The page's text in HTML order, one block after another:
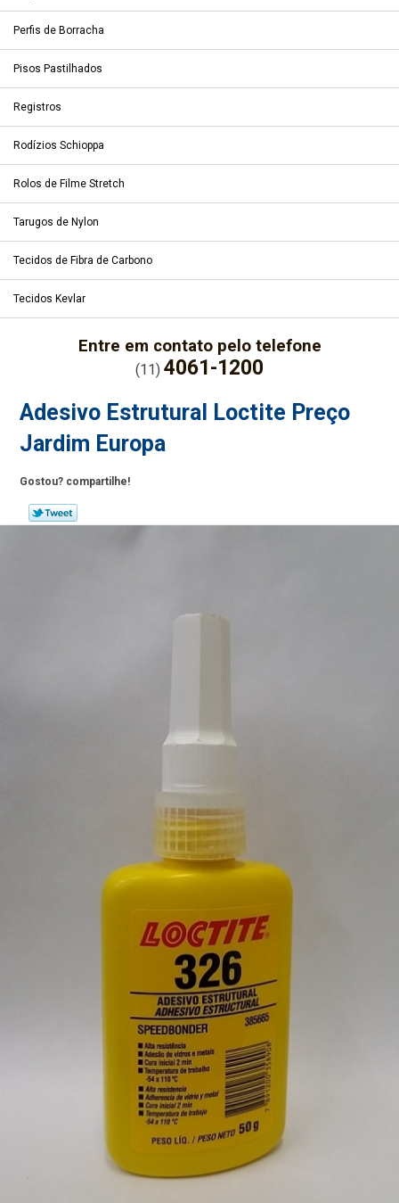
Perfis de Borracha
Pisos Pastilhados
Registros
Rodízios Schioppa
Rolos de Filme Stretch
Tarugos de Nylon
Tecidos de Fibra de Carbono
Tecidos Kevlar
Entre em contato pelo telefone
(11) 4061-1200
Adesivo Estrutural Loctite Preço
Jardim Europa
Gostou? compartilhe!